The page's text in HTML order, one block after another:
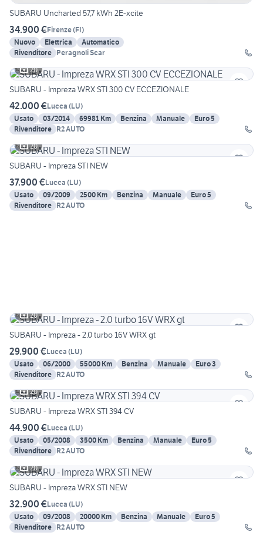
SUBARU Uncharted 57,7 kWh 2E-xcite
34.900 €Firenze(FI)
Nuovo
Elettrica
Automatico
Rivenditore Peragnoli Scar
20
SUBARU - Impreza WRX STI 300 CV ECCEZIONALE
42.000 €Lucca (LU)
Usato
03/2014 69981 Km Benzina Manuale
Euro 5
Rivenditore R2 AUTO
20
SUBARU - Impreza STI NEW
37.900 €Lucca (LU)
Usato
09/2009 2500 Km Benzina Manuale
Euro 5
Rivenditore R2 AUTO
20
SUBARU - Impreza - 2.0 turbo 16V WRX gt
29.900 €Lucca (LU)
Usato
06/2000 55000 Km Benzina Manuale
Euro 3
Rivenditore R2 AUTO
20
SUBARU - Impreza WRX STI 394 CV
44.900 €Lucca (LU)
Usato
05/2008 3500 Km Benzina Manuale
Euro 5
Rivenditore R2 AUTO
20
SUBARU - Impreza WRX STI NEW
32.900 €Lucca (LU)
Usato
09/2008 20000 Km Benzina Manuale
Euro 5
Rivenditore R2 AUTO